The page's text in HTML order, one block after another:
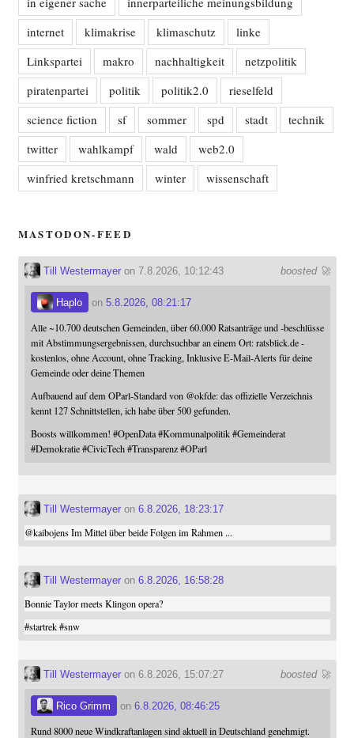
internet
klimakrise klimaschutz
linke
Linkspartei
makro nachhaltigkeit
netzpolitik
piratenpartei
politik politik2.0
rieselfeld
science fiction
sf sommer spd stadt
technik
twitter
wahlkampf wald
web2.0
winfried kretschmann
winter wissenschaft
MASTODON-FEED
boosted 🚀
Till Westermayeron 7.8.2026, 10:12:43
Haplo on 5.8.2026, 08:21:17
Alle ~10.700 deutschen Gemeinden, über 60.000 Ratsanträge und -beschlüsse
mit Abstimmungsergebnissen, durchsuchbar an einem Ort: ratsblick.de -
kostenlos, ohne Account, ohne Tracking, Inklusive E-Mail-Alerts für deine
Gemeinde oder deine Themen
Aufbauend auf dem OParl-Standard von @okfde: das offizielle Verzeichnis
kennt 127 Schnittstellen, ich habe über 500 gefunden.
Boosts willkommen! #OpenData #Kommunalpolitik #Gemeinderat
#Demokratie #CivicTech #Transparenz #OParl
Till Westermayeron 6.8.2026, 18:23:17
@kaibojensIm Mittel über beide Folgen im Rahmen ...
Till Westermayeron 6.8.2026, 16:58:28
Bonnie Taylor meets Klingon opera?
#startrek #snw
boosted 🚀
Till Westermayeron 6.8.2026, 15:07:27
Rico Grimm on 6.8.2026, 08:46:25
Rund 8000 neue Windkraftanlagen sind aktuell in Deutschland genehmigt.